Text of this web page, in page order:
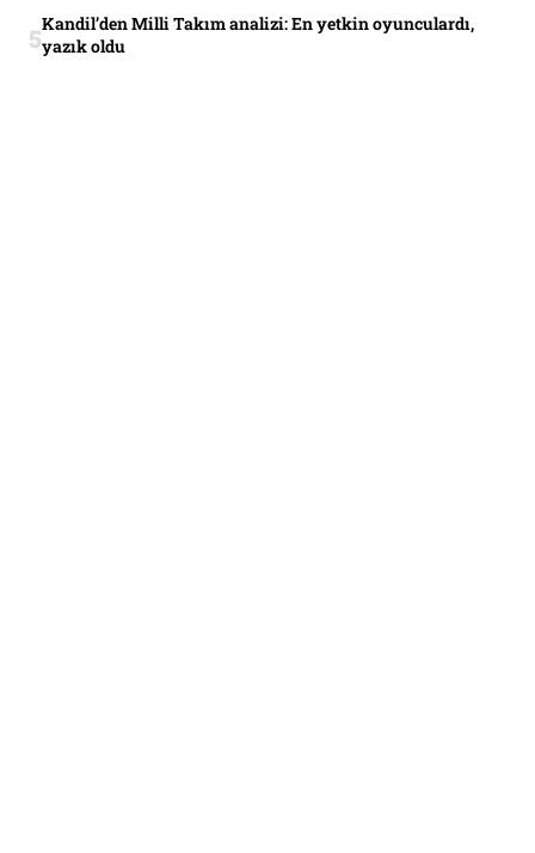
Kandil’den Milli Takım analizi: En yetkin oyunculardı,
yazık oldu